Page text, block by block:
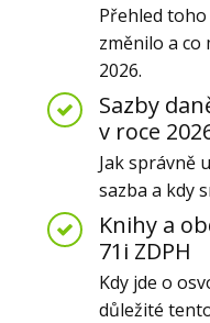
Přehled
změnilo a co
2026.
Sazby
v roce
Jak správně
sazba a kdy
Knihy a
71i ZDPH
Kdy jde o
důležité